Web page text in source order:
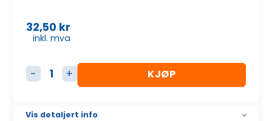
32,50 kr
inkl. mva
Bolt antall KJØP
Vis detaljert info